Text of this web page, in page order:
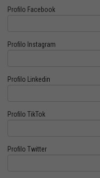
Profilo Facebook
Profilo Instagram
Profilo Linkedin
Profilo TikTok
Profilo Twitter